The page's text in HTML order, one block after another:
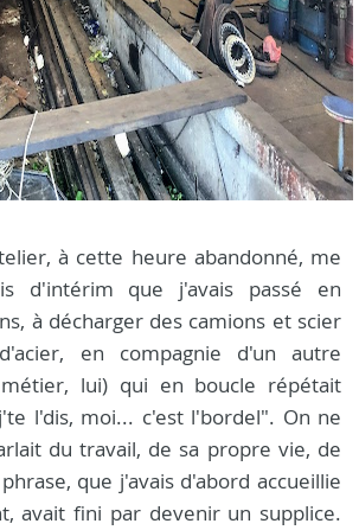
à cette heure abandonné, me
d'intérim que j'avais passé en
à décharger des camions et scier
en compagnie d'un autre
lui) qui en boucle répétait
l'dis, moi... c'est l'bordel". On ne
du travail, de sa propre vie, de
que j'avais d'abord accueillie
avait fini par devenir un supplice.